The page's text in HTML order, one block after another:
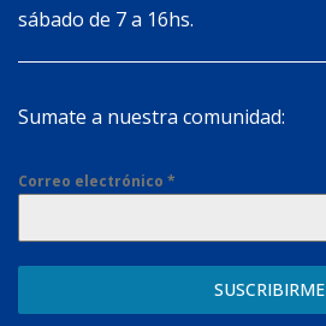
sábado de 7 a 16hs.
Sumate a nuestra comunidad:
Correo electrónico *
SUSCRIBIRME